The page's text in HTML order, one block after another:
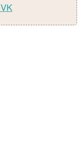
VK